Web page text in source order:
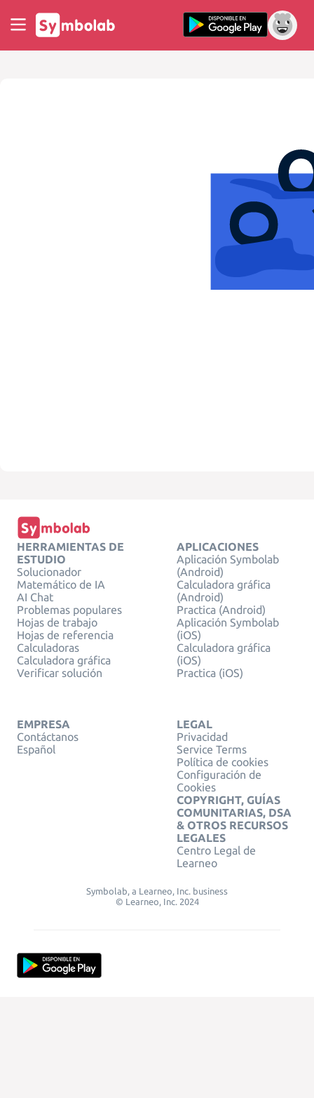
HERRAMIENTAS DE
ESTUDIO
Solucionador
Matemático de IA
AI Chat
Problemas populares
Hojas de trabajo
Hojas de referencia
Calculadoras
Calculadora gráfica
Verificar solución
APLICACIONES
Aplicación Symbolab
(Android)
Calculadora gráfica
(Android)
Practica (Android)
Aplicación Symbolab
(iOS)
Calculadora gráfica
(iOS)
Practica (iOS)
EMPRESA
Contáctanos
Español
LEGAL
Privacidad
Service Terms
Política de cookies
Configuración de
Cookies
COPYRIGHT, GUÍAS
COMUNITARIAS, DSA
& OTROS RECURSOS
LEGALES
Centro Legal de
Learneo
Symbolab, a Learneo, Inc. business
© Learneo, Inc. 2024